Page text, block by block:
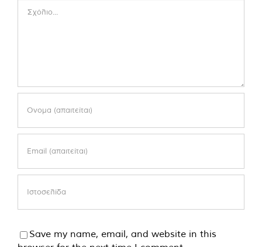
Save my name, email, and website in this